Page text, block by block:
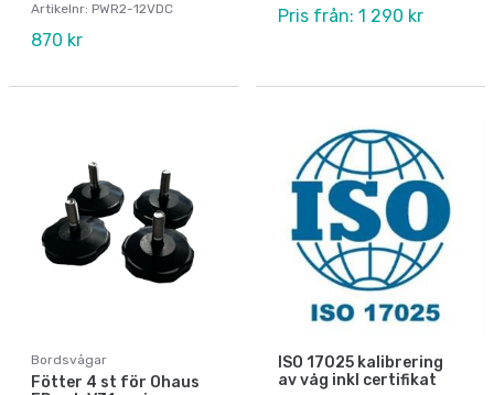
Artikelnr: PWR2-12VDC
870 kr
Pris från: 1 290 kr
Bordsvågar
Fötter 4 st för Ohaus
ISO 17025 kalibrering
av våg inkl certifikat